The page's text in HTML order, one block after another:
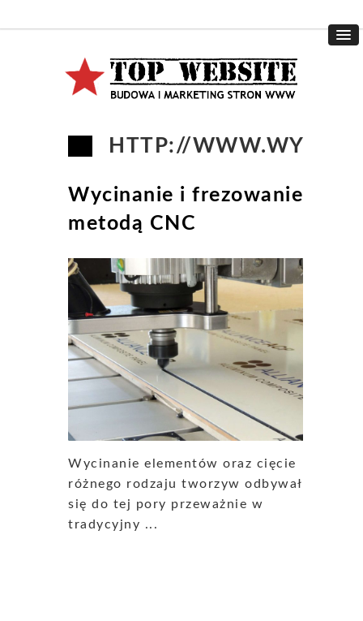
HTTP://
Wycinanie i frezowanie
metodą CNC
Wycinanie elementów oraz cięcie
różnego rodzaju tworzyw odbywało
się do tej pory przeważnie w
tradycyjny ...